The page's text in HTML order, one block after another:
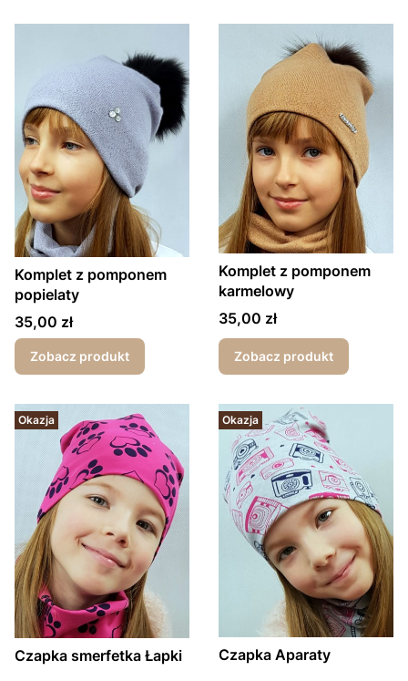
Komplet z pomponem
popielaty
Cena
35,00 zł
Zobacz produkt
Komplet z pomponem
karmelowy
Cena
35,00 zł
Zobacz produkt
Okazja
Czapka smerfetka Łapki
Okazja
Czapka Aparaty